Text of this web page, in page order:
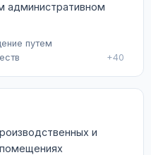
административном
путем
+40
и